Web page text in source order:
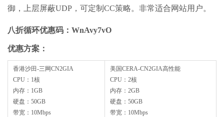
御，上层屏蔽UDP，可定制CC策略。非常适合网站用户。
八折循环优惠码：WnAvy7vO
优惠方案：
香港沙田-三网CN2GIA
CPU：1核
内存：1GB
硬盘：50GB
带宽：10Mbps
美国CERA-CN2GIA高性能
CPU：2核
内存：2GB
硬盘：50GB
带宽：10Mbps